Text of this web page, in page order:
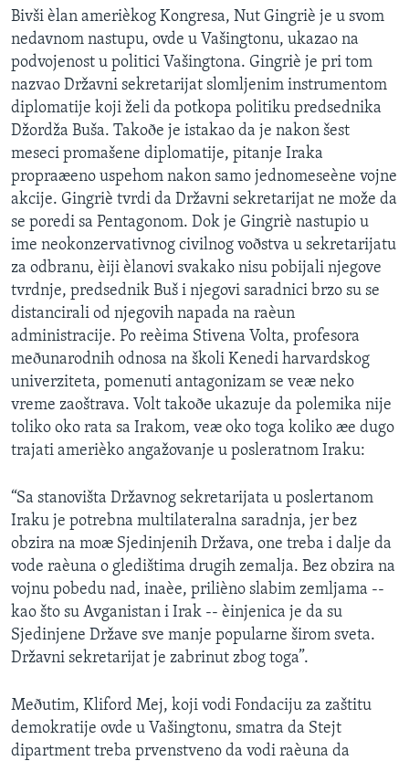
DRUŠTVO
SPORT
INTERVJU
Bivši èlan amerièkog Kongresa, Nut Gingriè je u svom
nedavnom nastupu, ovde u Vašingtonu, ukazao na
podvojenost u politici Vašingtona. Gingriè je pri tom
nazvao Državni sekretarijat slomljenim instrumentom
diplomatije koji želi da potkopa politiku predsednika
Džordža Buša. Takoðe je istakao da je nakon šest
meseci promašene diplomatije, pitanje Iraka
propraæeno uspehom nakon samo jednomeseène vojne
akcije. Gingriè tvrdi da Državni sekretarijat ne može da
se poredi sa Pentagonom. Dok je Gingriè nastupio u
ime neokonzervativnog civilnog voðstva u sekretarijatu
za odbranu, èiji èlanovi svakako nisu pobijali njegove
tvrdnje, predsednik Buš i njegovi saradnici brzo su se
distancirali od njegovih napada na raèun
administracije. Po reèima Stivena Volta, profesora
meðunarodnih odnosa na školi Kenedi harvardskog
univerziteta, pomenuti antagonizam se veæ neko
vreme zaoštrava. Volt takoðe ukazuje da polemika nije
toliko oko rata sa Irakom, veæ oko toga koliko æe dugo
trajati amerièko angažovanje u posleratnom Iraku:
“Sa stanovišta Državnog sekretarijata u poslertanom
Iraku je potrebna multilateralna saradnja, jer bez
obzira na moæ Sjedinjenih Država, one treba i dalje da
vode raèuna o gledištima drugih zemalja. Bez obzira na
vojnu pobedu nad, inaèe, prilièno slabim zemljama --
kao što su Avganistan i Irak -- èinjenica je da su
Sjedinjene Države sve manje popularne širom sveta.
Državni sekretarijat je zabrinut zbog toga”.
Meðutim, Kliford Mej, koji vodi Fondaciju za zaštitu
demokratije ovde u Vašingtonu, smatra da Stejt
dipartment treba prvenstveno da vodi raèuna da